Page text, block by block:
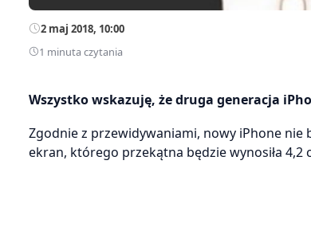
2 maj 2018, 10:00
1 minuta czytania
Wszystko wskazuję, że druga generacja
Zgodnie z przewidywaniami, nowy iPhone
ekran, którego przekątna będzie wynosiła 4,2